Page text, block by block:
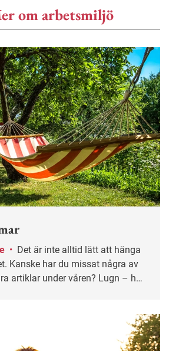
om arbetsmiljö
•
Kanske har du missat några av
artiklar under våren? Lugn – här